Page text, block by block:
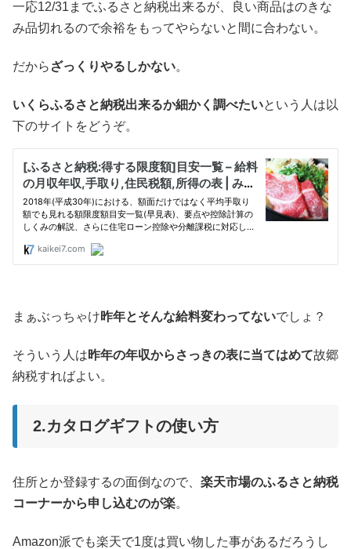
一応12/31までふるさと納税出来るが、良い商品はのきな
み品切れるので余裕をもってやらないと間に合わない。
だから ざっくりやるしかない。
いくらふるさと納税出来るか細かく調べたいという人は以
下のサイトをどうぞ。
まぁぶっちゃけ昨年とそんな給料変わってないでしょ？
そういう人は昨年の年収からさっきの表に当てはめて故郷
納税すればよい。
2.カタログギフトの使い方
住所とか登録するの面倒なので、 楽天市場のふるさと納税
コーナーから申し込むのが楽。
Amazon派でも楽天で1度は買い物した事があるだろうし